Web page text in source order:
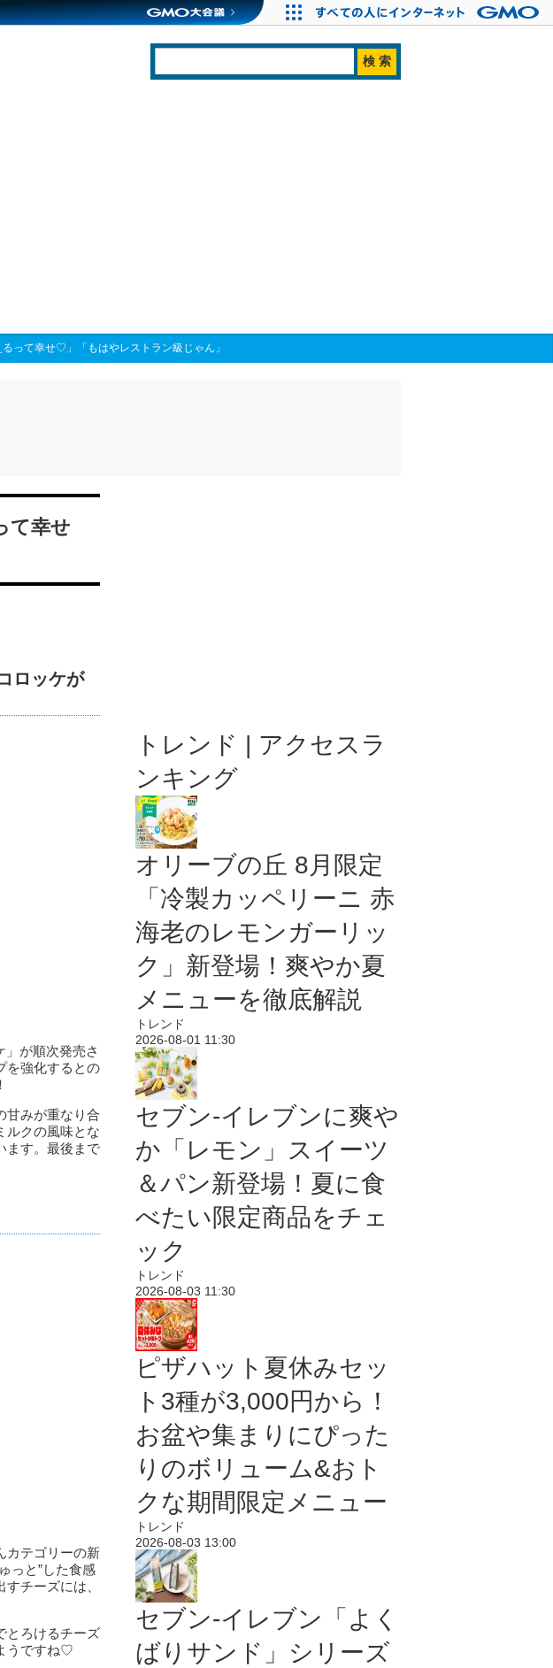
って幸せ♡」「もはやレストラン級じゃん」
て幸せ
ロッケが
」が順次発売さ
を強化するとの
甘みが重なり合
ルクの風味とな
ます。最後まで
カテゴリーの新
っと”した食感
チーズには、
とろけるチーズ
うですね♡
トレンド | アクセスラ
ンキング
オリーブの丘 8月限定
「冷製カッペリーニ 赤
海老のレモンガーリッ
ク」新登場！爽やか夏
メニューを徹底解説
トレンド
2026-08-01 11:30
セブン‐イレブンに爽や
か「レモン」スイーツ
＆パン新登場！夏に食
べたい限定商品をチェ
ック
トレンド
2026-08-03 11:30
ピザハット夏休みセッ
ト3種が3,000円から！
お盆や集まりにぴった
りのボリューム&おト
クな期間限定メニュー
トレンド
2026-08-03 13:00
セブン‐イレブン「よく
ばりサンド」シリーズ